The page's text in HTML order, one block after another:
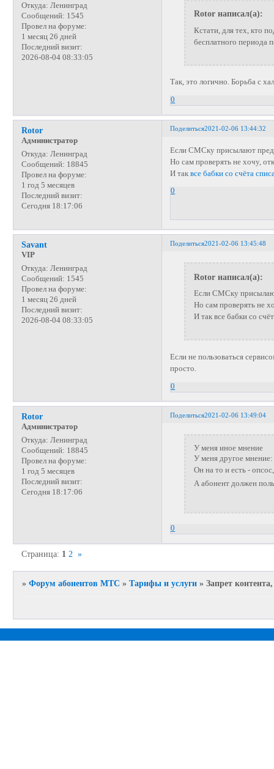
Откуда: Ленинград
Сообщений: 1545
Провел на форуме:
1 месяц 26 дней
Последний визит:
2026-08-04 08:33:05
Rotor написал(а):
Кстати, для тех, кто
бесплатного периода
Так, это логично. Борьба с
0
Поделиться2021-02-06 13:44:32
Rotor
Администратор
Откуда: Ленинград
Сообщений: 18845
Провел на форуме:
1 год 5 месяцев
Последний визит:
Сегодня 18:17:06
Если СМСку присылают
Но сам проверять не хочу,
И таквсе бабки со счёта
0
Поделиться2021-02-06 13:45:48
Savant
VIP
Откуда: Ленинград
Сообщений: 1545
Провел на форуме:
1 месяц 26 дней
Последний визит:
2026-08-04 08:33:05
Rotor написал(а):
Если СМСку
Но сам проверять не
И так все бабки со
Если не пользоваться
просто.
0
Поделиться2021-02-06 13:49:04
Rotor
Администратор
Откуда: Ленинград
Сообщений: 18845
Провел на форуме:
1 год 5 месяцев
Последний визит:
Сегодня 18:17:06
У меня иное мнение
У меня другое
Он на то и есть -
А абонент должен
0
Страница: 1 2 »
»Форум абонентов МТС »Тарифы и услуги »Запрет